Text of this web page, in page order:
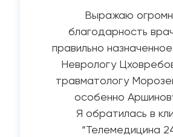
Выражаю
благодарность
правильно
Неврологу
травматологу
особенно
Я обратилась в
“Телемедицина